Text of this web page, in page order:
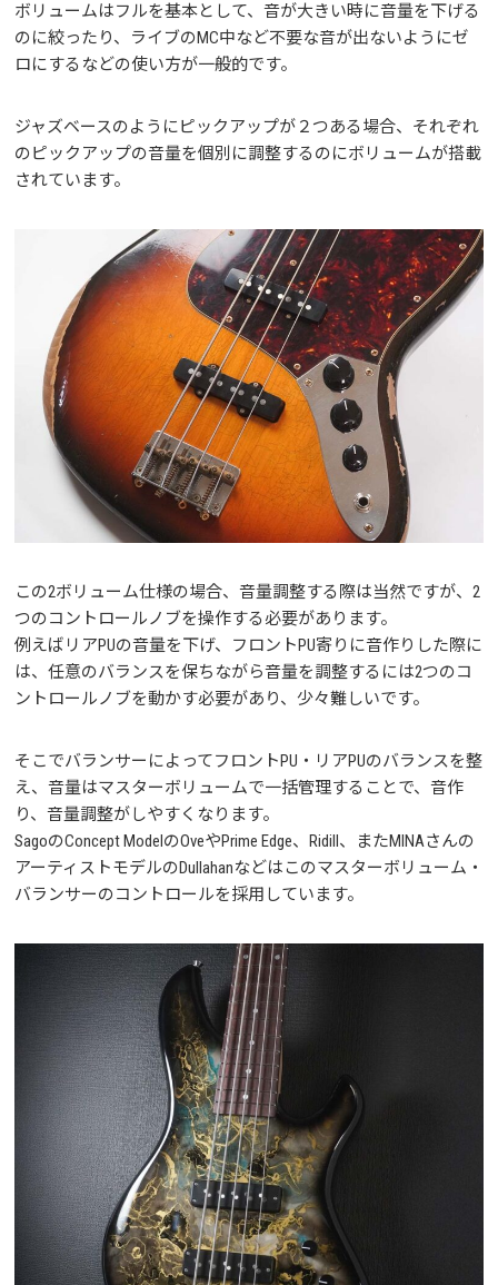
ボリュームはフルを基本として、音が大きい時に音量を下げる
のに絞ったり、ライブのMC中など不要な音が出ないようにゼ
ロにするなどの使い方が一般的です。
ジャズベースのようにピックアップが２つある場合、それぞれ
のピックアップの音量を個別に調整するのにボリュームが搭載
されています。
この2ボリューム仕様の場合、音量調整する際は当然ですが、2
つのコントロールノブを操作する必要があります。
例えばリアPUの音量を下げ、フロントPU寄りに音作りした際に
は、任意のバランスを保ちながら音量を調整するには2つのコ
ントロールノブを動かす必要があり、少々難しいです。
そこでバランサーによってフロントPU・リアPUのバランスを整
え、音量はマスターボリュームで一括管理することで、音作
り、音量調整がしやすくなります。
SagoのConcept ModelのOveやPrime Edge、Ridill、またMINAさんの
アーティストモデルのDullahanなどはこのマスターボリューム・
バランサーのコントロールを採用しています。